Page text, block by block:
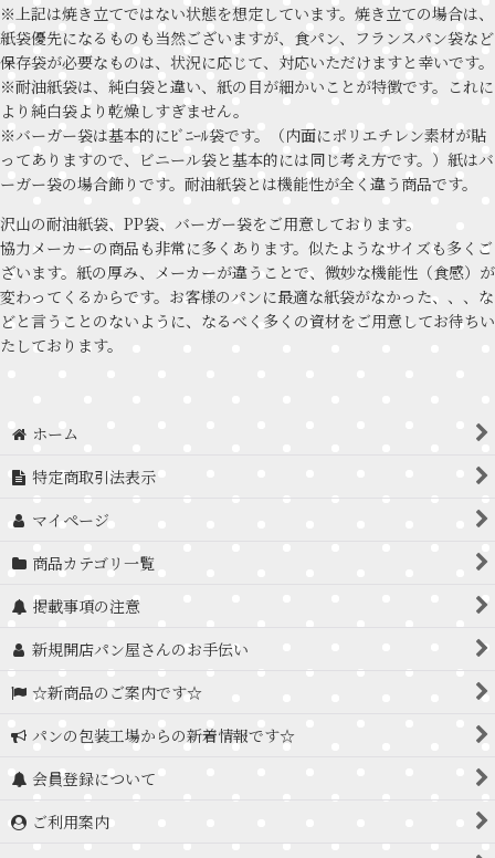
※上記は焼き立てではない状態を想定しています。焼き立ての場合は、
紙袋優先になるものも当然ございますが、食パン、フランスパン袋など
保存袋が必要なものは、状況に応じて、対応いただけますと幸いです。
※耐油紙袋は、純白袋と違い、紙の目が細かいことが特徴です。これに
より純白袋より乾燥しすぎません。
※バーガー袋は基本的にﾋﾞﾆｰﾙ袋です。（内面にポリエチレン素材が貼
ってありますので、ビニール袋と基本的には同じ考え方です。）紙はバ
ーガー袋の場合飾りです。耐油紙袋とは機能性が全く違う商品です。
沢山の耐油紙袋、PP袋、バーガー袋をご用意しております。
協力メーカーの商品も非常に多くあります。似たようなサイズも多くご
ざいます。紙の厚み、メーカーが違うことで、微妙な機能性（食感）が
変わってくるからです。お客様のパンに最適な紙袋がなかった、、、な
どと言うことのないように、なるべく多くの資材をご用意してお待ちい
たしております。
ホーム
特定商取引法表示
マイページ
商品カテゴリ一覧
掲載事項の注意
新規開店パン屋さんのお手伝い
☆新商品のご案内です☆
パンの包装工場からの新着情報です☆
会員登録について
ご利用案内